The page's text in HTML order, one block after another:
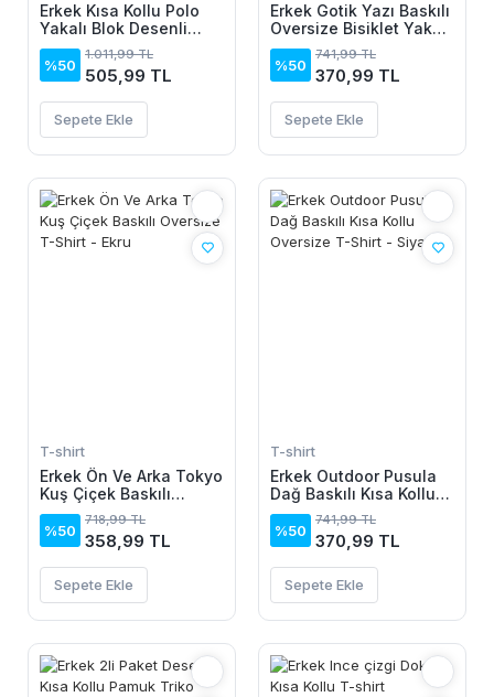
Erkek Kısa Kollu Polo
Yakalı Blok Desenli
Triko Bluz
%50
1.011,99 TL
505,99 TL
Sepete Ekle
Erkek Gotik Yazı Baskılı
Oversize Bisiklet Yaka
T-Shirt - Siyah
%50
741,99 TL
370,99 TL
Sepete Ekle
T-shirt
Erkek Ön Ve Arka Tokyo
Kuş Çiçek Baskılı
Oversize T-Shirt - Ekru
%50
718,99 TL
358,99 TL
Sepete Ekle
T-shirt
Erkek Outdoor Pusula
Dağ Baskılı Kısa Kollu
Oversize T-Shirt -
Siyah
%50
741,99 TL
370,99 TL
Sepete Ekle